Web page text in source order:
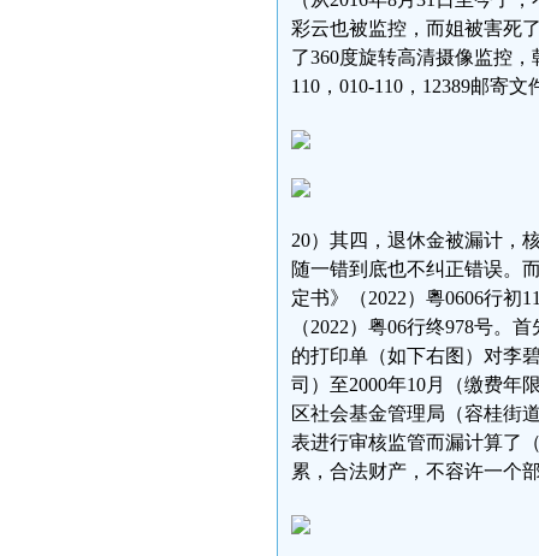
彩云也被监控，而姐被害死
了360度旋转高清摄像监控
110，010-110，12389邮寄
20）其四，退休金被漏计，
随一错到底也不纠正错误。
定书》（2022）粵0606行初
（2022）粤06行终978号。
的打印单（如下右图）对李
司）至2000年10月（缴费年
区社会基金管理局（容桂街
表进行审核监管而漏计算了
累，合法财产，不容许一个